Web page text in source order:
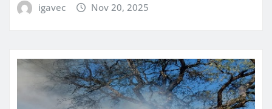
igavec Nov 20, 2025